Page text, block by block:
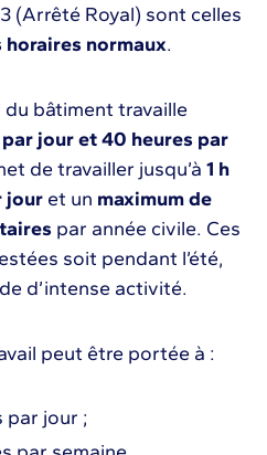
(Arrêté Royal) sont celles
horaires normaux.
bâtiment travaille
jour et 40 heures par
de travailler jusqu’à 1 h
jour et un maximum de
par année civile. Ces
soit pendant l’été,
d’intense activité.
peut être portée à :
par jour ;